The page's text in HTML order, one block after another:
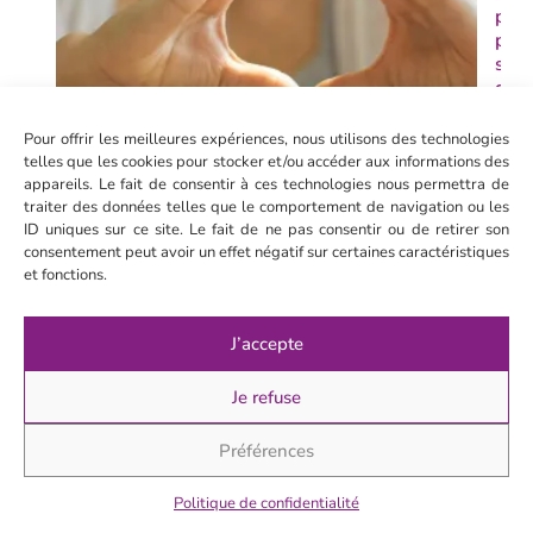
Pour offrir les meilleures expériences, nous utilisons des technologies
telles que les cookies pour stocker et/ou accéder aux informations des
appareils. Le fait de consentir à ces technologies nous permettra de
traiter des données telles que le comportement de navigation ou les
ID uniques sur ce site. Le fait de ne pas consentir ou de retirer son
consentement peut avoir un effet négatif sur certaines caractéristiques
et fonctions.
J’accepte
Je refuse
Préférences
Politique de confidentialité
de
son
Je